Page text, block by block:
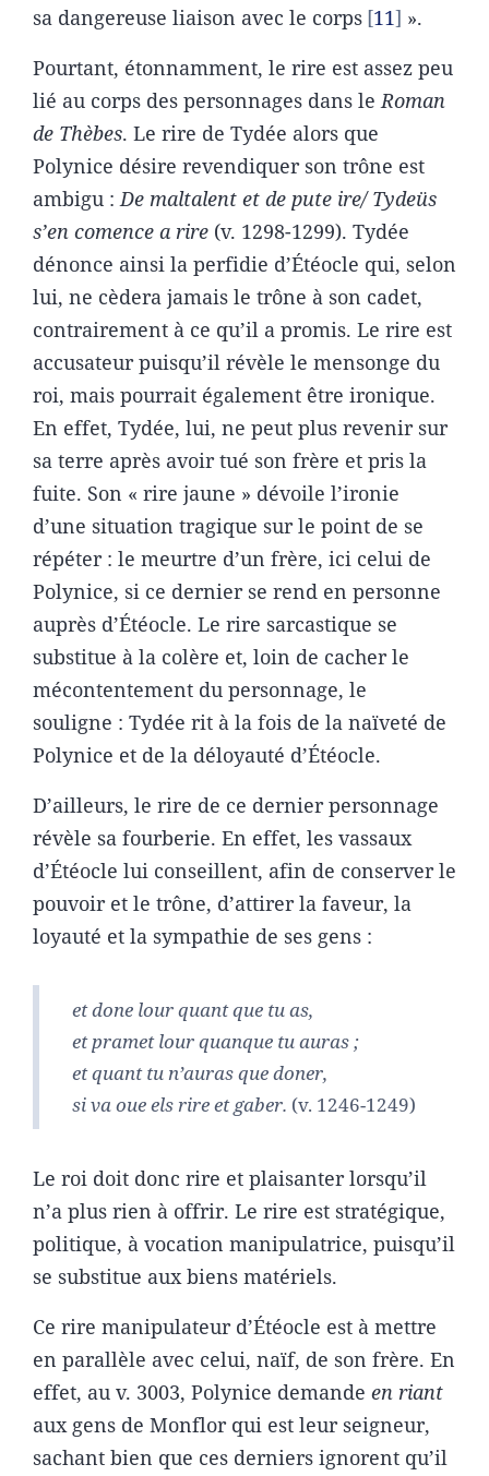
sa dangereuse liaison avec le corps 11 ».
Pourtant, étonnamment, le rire est assez peu
lié au corps des personnages dans leRoman
de Thèbes. Le rire de Tydée alors que
Polynice désire revendiquer son trône est
ambigu :De maltalent et de pute ire/ Tydeüs
s’en comence a rire (v. 1298-1299). Tydée
dénonce ainsi la perfidie d’Étéocle qui, selon
lui, ne cèdera jamais le trône à son cadet,
contrairement à ce qu’il a promis. Le rire est
accusateur puisqu’il révèle le mensonge du
roi, mais pourrait également être ironique.
En effet, Tydée, lui, ne peut plus revenir sur
sa terre après avoir tué son frère et pris la
fuite. Son « rire jaune » dévoile l’ironie
d’une situation tragique sur le point de se
répéter : le meurtre d’un frère, ici celui de
Polynice, si ce dernier se rend en personne
auprès d’Étéocle. Le rire sarcastique se
substitue à la colère et, loin de cacher le
mécontentement du personnage, le
souligne : Tydée rit à la fois de la naïveté de
Polynice et de la déloyauté d’Étéocle.
D’ailleurs, le rire de ce dernier personnage
révèle sa fourberie. En effet, les vassaux
d’Étéocle lui conseillent, afin de conserver le
pouvoir et le trône, d’attirer la faveur, la
loyauté et la sympathie de ses gens :
et done lour quant que tu as,
et pramet lour quanque tu auras ;
et quant tu n’auras que doner,
si va oue els rire et gaber. (v. 1246-1249)
Le roi doit donc rire et plaisanter lorsqu’il
n’a plus rien à offrir. Le rire est stratégique,
politique, à vocation manipulatrice, puisqu’il
se substitue aux biens matériels.
Ce rire manipulateur d’Étéocle est à mettre
en parallèle avec celui, naïf, de son frère. En
effet, au v. 3003, Polynice demande en riant
aux gens de Monflor qui est leur seigneur,
sachant bien que ces derniers ignorent qu’il